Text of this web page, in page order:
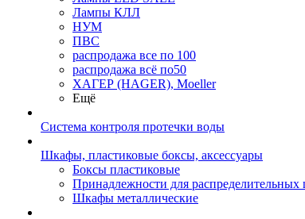
Лампы КЛЛ
НУМ
ПВС
распродажа все по 100
распродажа всё по50
ХАГЕР (HAGER), Moeller
Ещё
Система контроля протечки воды
Шкафы, пластиковые боксы, аксессуары
Боксы пластиковые
Принадлежности для распределительных
Шкафы металлические